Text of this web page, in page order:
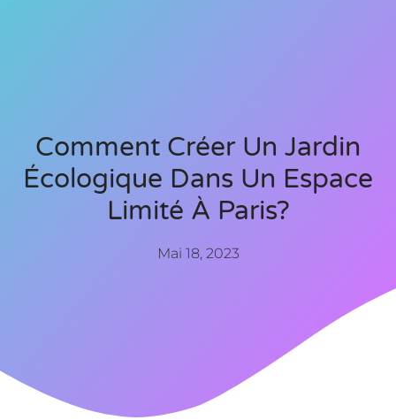
Comment Créer Un Jardin
Écologique Dans Un Espace
Limité À Paris?
Mai 18, 2023